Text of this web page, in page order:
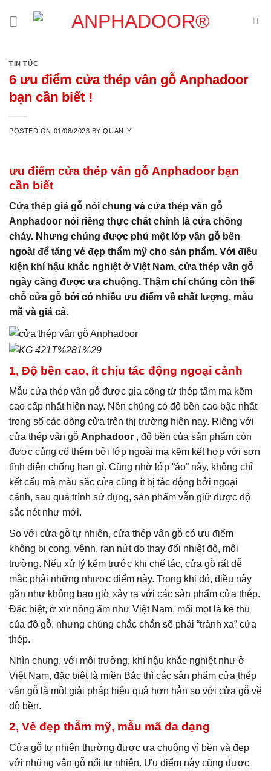
TIN TỨC
6 ưu điểm cửa thép vân gỗ Anphadoor
bạn cần biết !
POSTED ON 01/06/2023 BYQUANLY
ưu điểm cửa thép vân gỗ Anphadoorbạn
cần biết
Cửa thép giả gỗ nói chung và cửa thép vân gỗ
Anphadoor nói riêng thực chất chính là cửa chống
cháy. Nhưng chúng được phủ một lớp vân gỗ bên
ngoài để tăng vẻ đẹp thẩm mỹ cho sản phẩm. Với điều
kiện khí hậu khắc nghiệt ở Việt Nam, cửa thép vân gỗ
ngày càng được ưa chuộng. Thậm chí chúng còn thế
chỗ cửa gỗ bởi có nhiều ưu điểm về chất lượng, mẫu
mã và giá cả.
1, Độ bền cao, ít chịu tác động ngoại cảnh
Mẫu cửa thép vân gỗ được gia công từ thép tấm mạ kẽm
cao cấp nhất hiện nay. Nên chúng có độ bền cao bậc nhất
trong số các dòng cửa trên thị trường hiện nay. Riêng với
cửa thép vân gỗ Anphadoor , độ bền của sản phẩm còn
được củng cố thêm bởi lớp ngoài mạ kẽm kết hợp với sơn
tĩnh điện chống han gỉ. Cũng nhờ lớp “áo” này, không chỉ
kết cấu mà màu sắc cửa cũng ít bị tác động bởi ngoại
cảnh, sau quá trình sử dụng, sản phẩm vẫn giữ được độ
sắc nét như mới.
So với cửa gỗ tự nhiên, cửa thép vân gỗ có ưu điểm
không bị cong, vênh, rạn nứt do thay đổi nhiệt độ, môi
trường. Nếu xử lý kém trước khi chế tác, cửa gỗ rất dễ
mắc phải những nhược điểm này. Trong khi đó, điều này
gần như không bao giờ xảy ra với các sản phẩm cửa thép.
Đặc biệt, ở xứ nóng ẩm như Việt Nam, mối mọt là kẻ thù
của đồ gỗ, nhưng chúng chắc chắn sẽ phải “tránh xa” cửa
thép.
Nhìn chung, với môi trường, khí hậu khắc nghiệt như ở
Việt Nam, đặc biệt là miền Bắc thì các sản phẩm cửa thép
vân gỗ là một giải pháp hiệu quả hơn hẳn so với cửa gỗ về
độ bền.
2, Vẻ đẹp thẫm mỹ, mẫu mã đa dạng
Cửa gỗ tự nhiên thường được ưa chuộng vì bền và đẹp
với những vân gỗ nổi tự nhiên. Ưu điểm này cũng được